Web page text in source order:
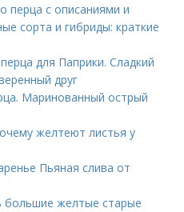
перца с описаниями и
сорта и гибриды: краткие
для Паприки. Сладкий
друг
Маринованный острый
желтеют листья у
Пьяная слива от
большие желтые старые